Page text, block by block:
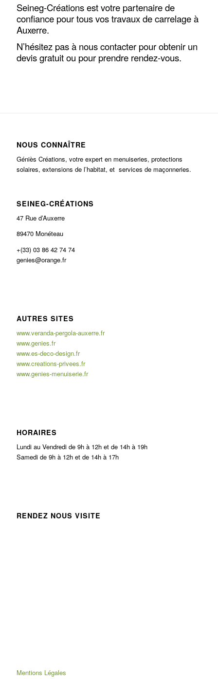
Seineg-Créations est votre partenaire de
confiance pour tous vos travaux de carrelage à
Auxerre.
N’hésitez pas à nous contacter pour obtenir un
devis gratuit ou pour prendre rendez-vous.
NOUS CONNAÎTRE
Géniès Créations, votre expert en menuiseries, protections
solaires, extensions de l’habitat, et services de maçonneries.
SEINEG-CRÉATIONS
47 Rue d’Auxerre
89470 Monéteau
+(33) 03 86 42 74 74
genies@orange.fr
AUTRES SITES
www.veranda-pergola-auxerre.fr
www.genies.fr
www.es-deco-design.fr
www.creations-privees.fr
www.genies-menuiserie.fr
HORAIRES
Lundi au Vendredi de 9h à 12h et de 14h à 19h
Samedi de 9h à 12h et de 14h à 17h
RENDEZ NOUS VISITE
Mentions Légales